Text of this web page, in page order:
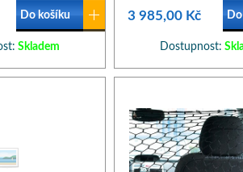
Do košíku
Skladem
3 985,00 Kč
Dostupnost: